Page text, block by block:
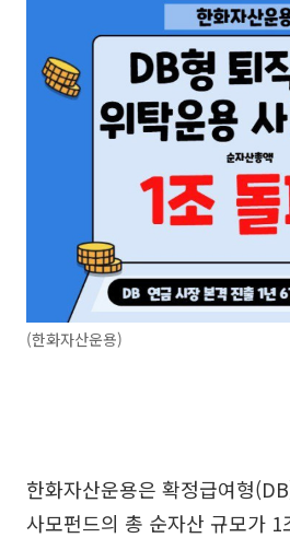
(한화자산운용)
한화자산운용은 확정급여형
사모펀드의 총 순자산 규모가